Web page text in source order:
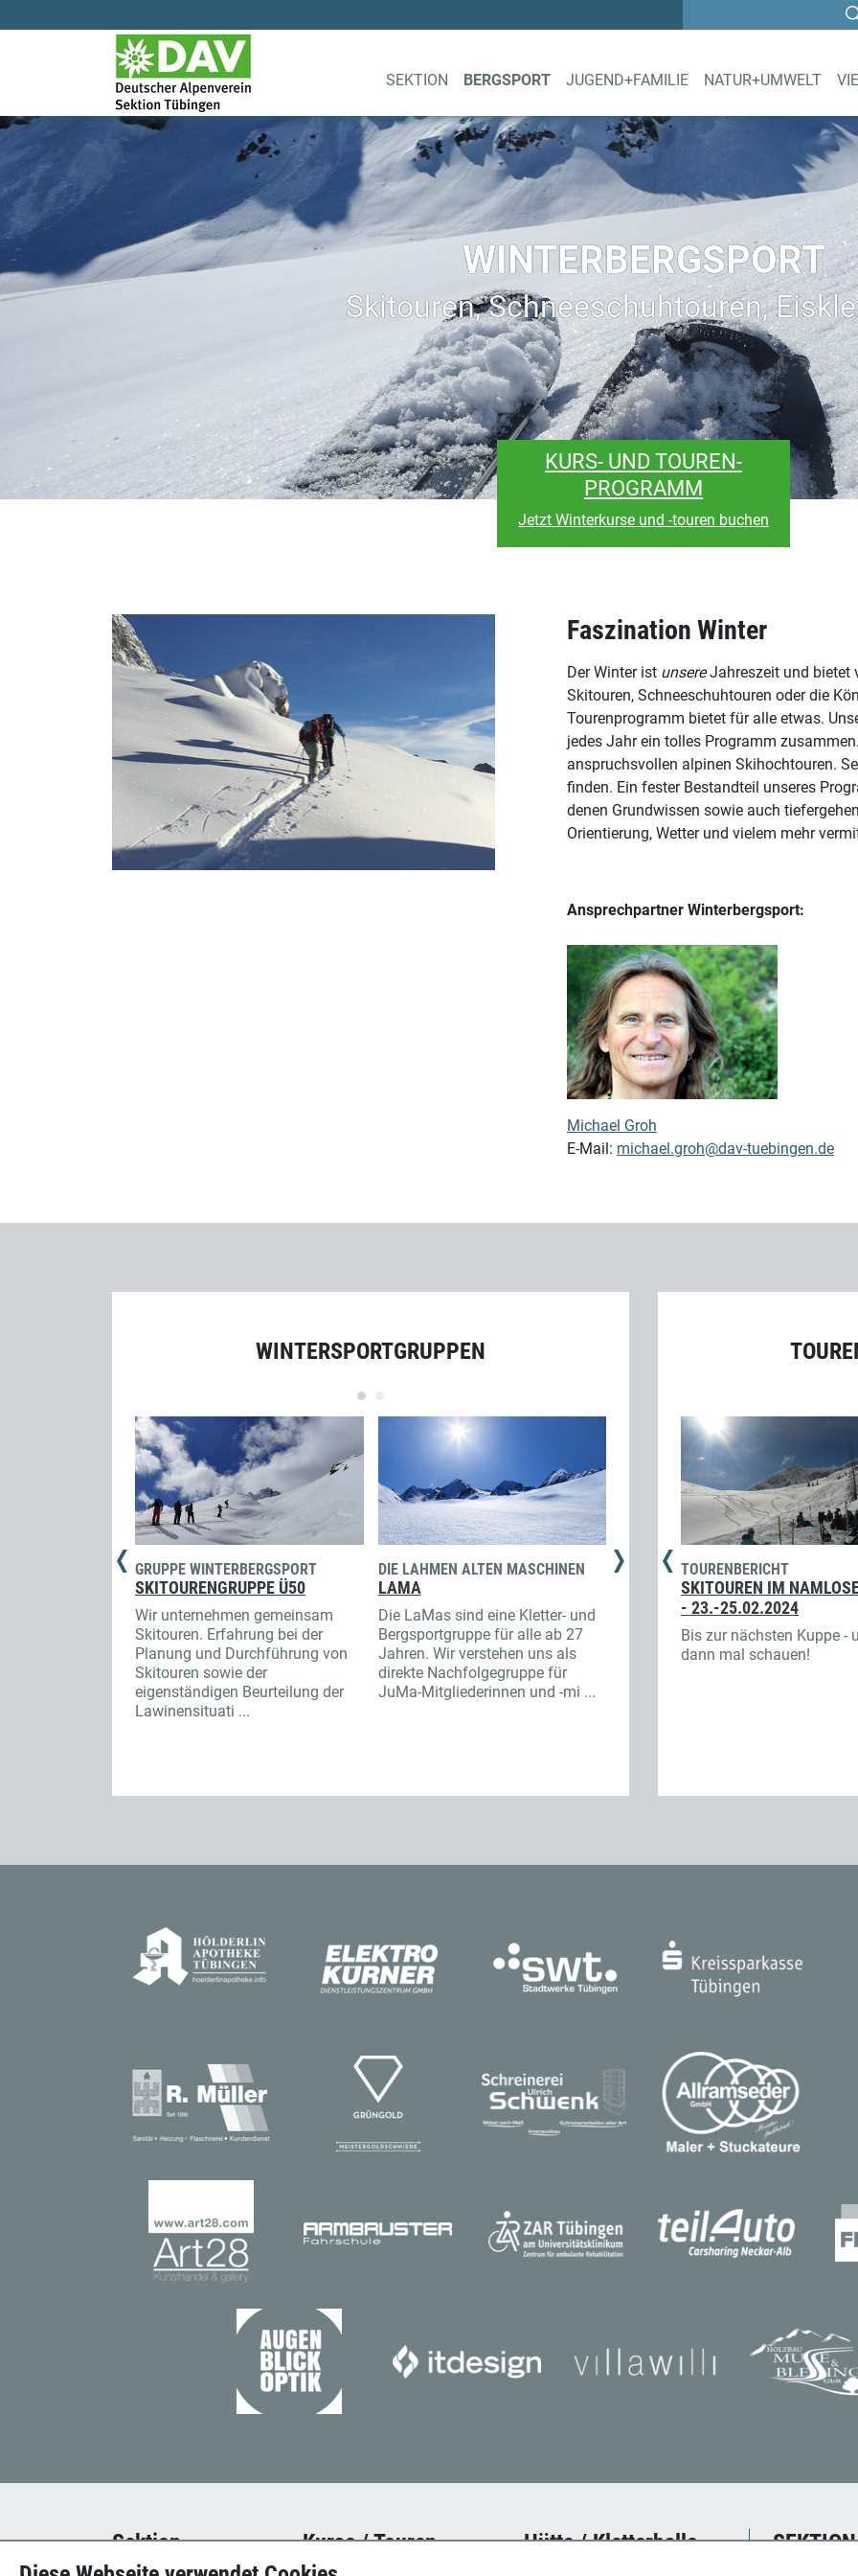
SEKTION BERGSPORT JUGEND+FAMILIE NATUR+UMWELT
WINTERBERGSPORT
Skitouren, Schneeschuhtouren,
KURS- UND TOUREN-
PROGRAMM
Jetzt Winterkurse und -touren buchen
Faszination Winter
Der Winter ist unsereJahreszeit und bietet
Skitouren, Schneeschuhtouren oder die
Tourenprogramm bietet für alle etwas.
jedes Jahr ein tolles Programm
anspruchsvollen alpinen Skihochtouren.
finden. Ein fester Bestandteil unseres
denen Grundwissen sowie auch
Orientierung, Wetter und vielem mehr
Ansprechpartner Winterbergsport:
Michael Groh
E-Mail: michael.groh@dav-tuebingen.de
WINTERSPORTGRUPPEN
GRUPPE WINTERBERGSPORT
SKITOURENGRUPPE Ü50
Wir unternehmen gemeinsam
Skitouren. Erfahrung bei der
Planung und Durchführung von
Skitouren sowie der
eigenständigen Beurteilung der
Lawinensituati ...
DIE LAHMEN ALTEN MASCHINEN
LAMA
Die LaMas sind eine Kletter- und
Bergsportgruppe für alle ab 27
Jahren. Wir verstehen uns als
direkte Nachfolgegruppe für
JuMa-Mitgliederinnen und -mi ...
GRUPPE ALPIN
ALPINE TOURENGRUPPE
Die Gruppe unternimmt
gemeinsam alpine Wanderungen,
Kletter- und Hochtouren, macht
TOURENBERICHT
WINTERBERGSPORT
WIR SIND EINS - SKITOUREN UM
ST. ANTÖNIEN DIE ZWEITE
Schon bei der Vorbesprechung
wird klar: Alle wollen "Es", alle
wollen nur das Eine, alle wollen
auf die Sulzfluh! Dieses Mal soll
TOURENBERICHT
WENIG GESEHEN – VIEL
GELERNT!
Die widrigen Bedingungen
erforderten eine gewisse
Flexibilität, aber wir haben viel
TOURENBERICHT
SKITOUREN IM
- 23.-25.02.2024
Bis zur nächsten Kuppe -
dann mal schauen!
Sektion Kurse / Touren Hütte / Kletterhalle